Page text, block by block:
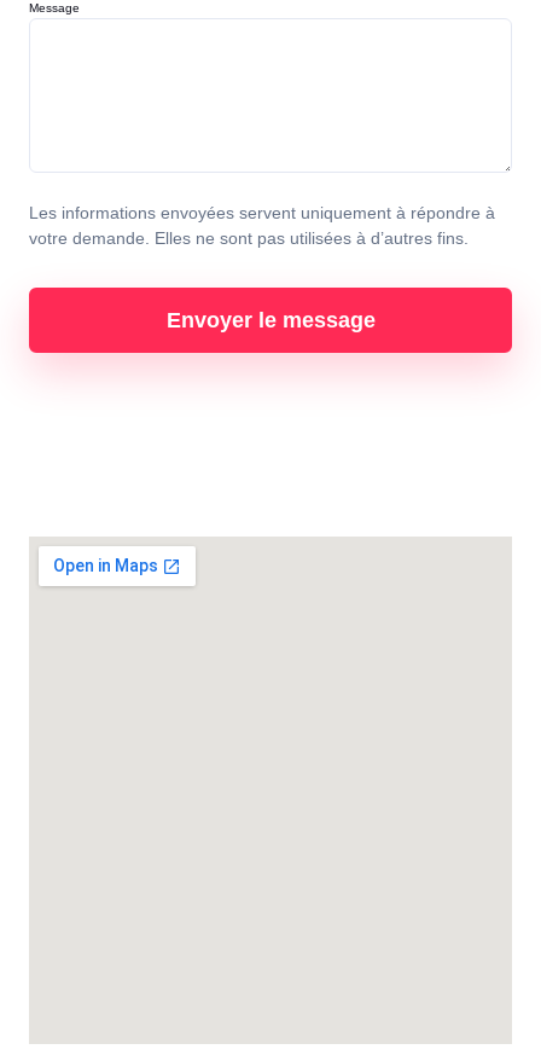
Message
Les informations envoyées servent uniquement à répondre à
votre demande. Elles ne sont pas utilisées à d’autres fins.
Envoyer le message